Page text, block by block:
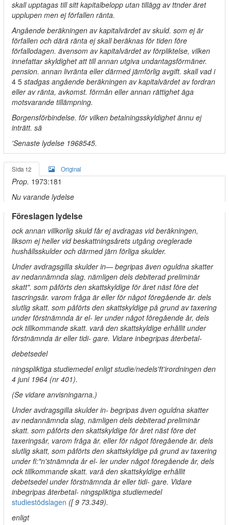
skall upptagas till sitt kapitalbelopp utan tillägg av ttnder äret
upplupen men ej förfallen ränta.
Angående beräkningen av kapitalvärdet av skuld. som ej är
förfallen och därä ränta ej skall beräknas för tiden före
förfallodagen. ävensom av kapitalvärdet av förpliktelse, vilken
innefattar skyldighet att till annan utgiva undantagsförmäner.
pension. annan livränta eller därmed jämförlig avgift. skall vad i
4 5 stadgas angående beräkningen av kapitalvärdet av fordran
eller av ränta, avkomst. förmån eller annan rättighet äga
motsvarande tillämpning.
Borgensförbindelse. för vilken betalningsskyldighet ännu ej
inträtt. sä
'Senaste lydelse 1968545.
Sida 12 Original
Prop. 1973:181
Nu varande lydelse
Föreslagen lydelse
ock annan villkorlig skuld får ej avdragas vid beräkningen,
liksom ej heller vid beskattningsårets utgång oreglerade
hushållsskulder och därmed järn förliga skulder.
Under avdragsgilla skulder in— begripas även oguldna skatter
av nedannämnda slag. nämligen dels debiterad preliminär
skatt". som påförts den skattskyldige för året näst före det
tascringsär. varom fråga är eller för något föregående är. dels
slutlig skatt. som påförts den skattskyldige på grund av taxering
under förstnämnda är el- ler under något föregående år, dels
ock tillkommande skatt. varå den skattskyldige erhållit under
förstnämnda är eller tidi- gare. Vidare inbegripas återbetal-
debetsedel
ningspliktiga studiemedel enligt studie/nedels'ft'irordningen den
4 juni 1964 (nr 401).
(Se vidare anvisningarna.)
Under avdragsgilla skulder in- begripas även oguldna skatter
av nedannämnda slag, nämligen dels debiterad preliminär
skatt. som påförts den skattskyldige för året näst före det
taxeringsår, varom fråga är. eller för något föregående är. dels
slutlig skatt, som påförts den skattskyldige på grund av taxering
under fi:"n'stnämnda år el- ler under något föregående år, dels
ock tillkommande skatt. varå den skattskyldige erhållit
debetsedel under förstnämnda är eller tidi- gare. Vidare
inbegripas återbetal- ningspliktiga studiemedel
studiestödslagen ([ 9 73.349).
enligt